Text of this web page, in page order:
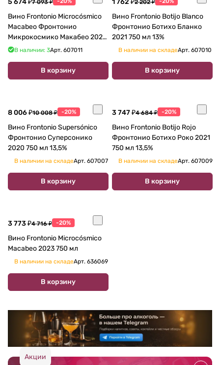
7 093 ₽
Вино Frontonio Microcósmico
Macabeo Фронтонио
Микрокосмико Макабео 2021
750 мл 13,5 %
В наличии: 3Арт. 607011
В корзину
2 202 ₽
Вино Frontonio Botijo Blanco
Фронтонио Ботихо Бланко
2021 750 мл 13%
В наличии на складеАрт. 607010
В корзину
8 006 ₽10 008 ₽ -20%
Вино Frontonio Supersónico
Фронтонио Суперсонико
2020 750 мл 13,5%
В наличии на складеАрт. 607007
В корзину
3 747 ₽4 684 ₽ -20%
Вино Frontonio Botijo Rojo
Фронтонио Ботихо Роко 2021
750 мл 13,5%
В наличии на складеАрт. 607009
В корзину
3 773 ₽4 716 ₽ -20%
Вино Frontonio Microcósmico
Macabeo 2023 750 мл
В наличии на складеАрт. 636069
В корзину
Акции